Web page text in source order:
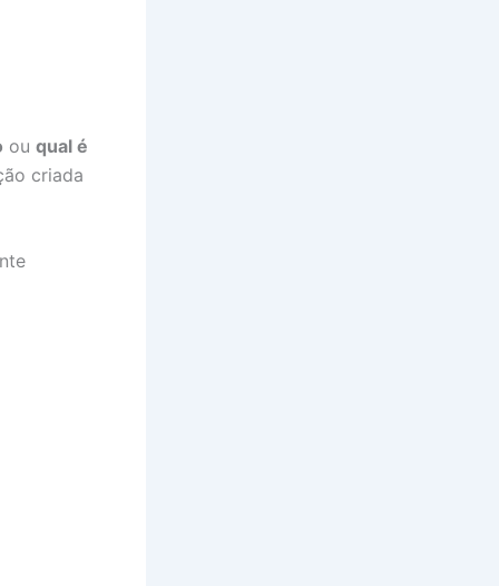
ou qual é
criada